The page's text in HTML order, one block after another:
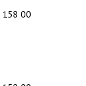
158 00